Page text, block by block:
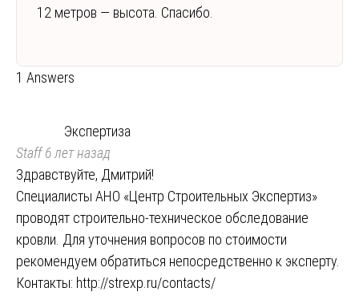
12 метров — высота. Спасибо.
1 Answers
Экспертиза
Staff6 лет назад
Здравствуйте, Дмитрий!
Специалисты АНО «Центр Строительных Экспертиз»
проводят строительно-техническое обследование
кровли. Для уточнения вопросов по стоимости
рекомендуем обратиться непосредственно к эксперту.
Контакты: http://strexp.ru/contacts/